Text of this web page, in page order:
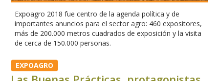
Expoagro 2018 fue centro de la agenda política y de
importantes anuncios para el sector agro: 460 expositores,
más de 200.000 metros cuadrados de exposición y la visita
de cerca de 150.000 personas.
EXPOAGRO